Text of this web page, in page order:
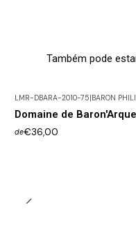
Também pode
LMR-DBARA-2010-75|BARON
Domaine de
de€36,00